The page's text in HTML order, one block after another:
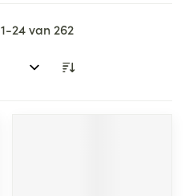
1-24van 262